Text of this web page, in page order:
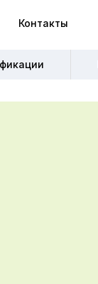
Контакты
Контакты